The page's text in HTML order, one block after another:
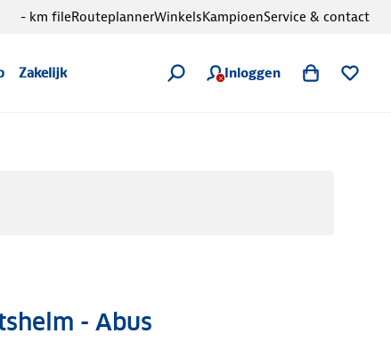
Zakelijk Inloggen
- km fileRouteplannerWinkelsKampioenService & contact
- Abus